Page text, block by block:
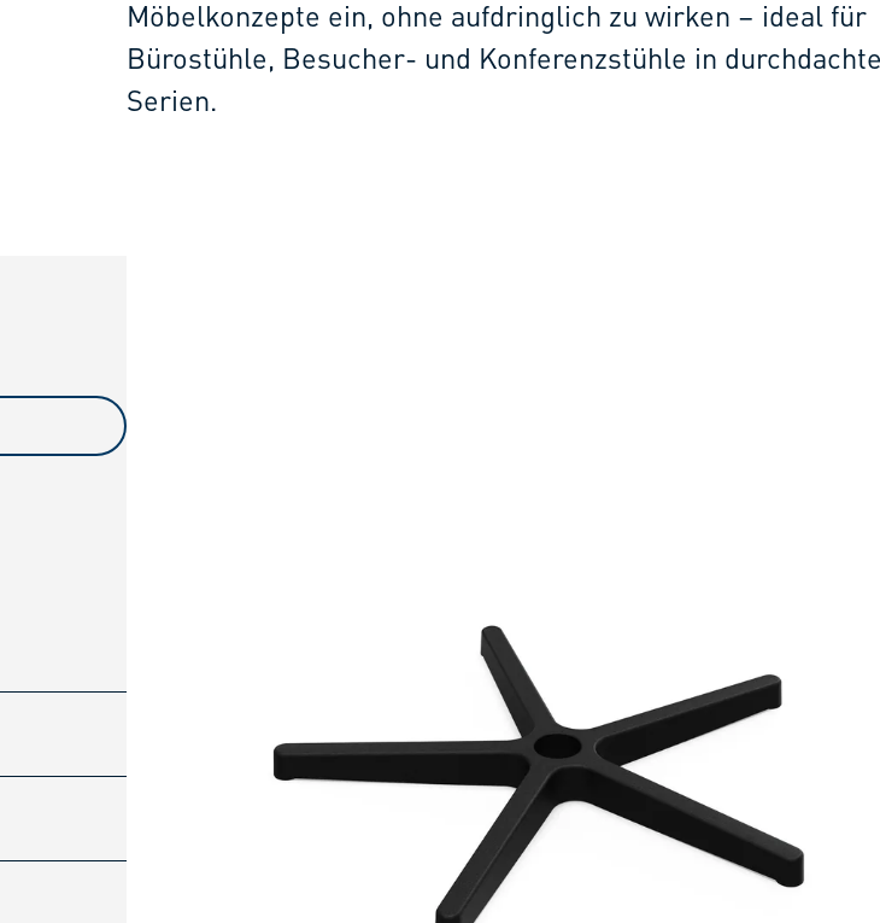
Möbelkonzepte ein, ohne aufdringlich zu wirken – ideal für
Bürostühle, Besucher- und Konferenzstühle in
Serien.